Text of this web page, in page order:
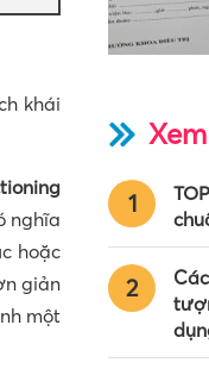
khái
nghĩa
hoặc
giản
một
1
2